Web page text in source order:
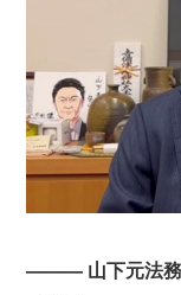
——— 山下元法務